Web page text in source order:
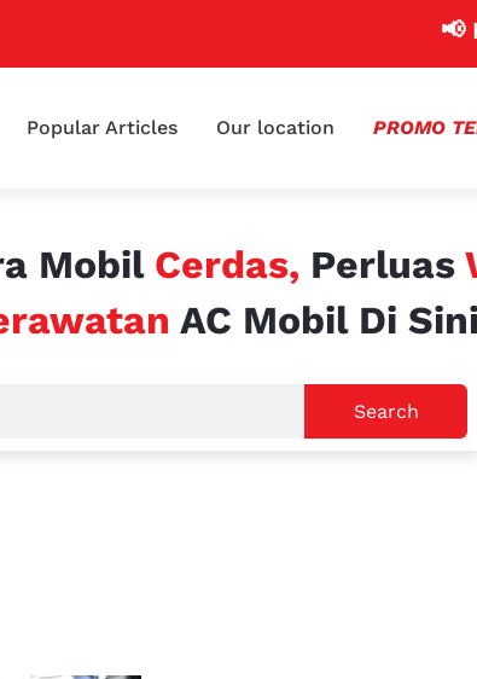
📢
Popular Articles Our location PROMO
Mobil Cerdas, Perluas
AC Mobil Di Sini
Search